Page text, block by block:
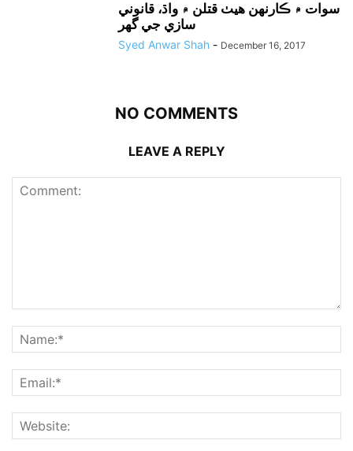
سوات ۾ ڪارنهن هيٺ قتلن ۾ واڌ، قانوني
سازي جي گهر
Syed Anwar Shah - December 16, 2017
NO COMMENTS
LEAVE A REPLY